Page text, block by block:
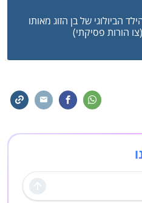
הביולוגי של בן הזוג מאותו
הורות פסיקתי)
שליחה